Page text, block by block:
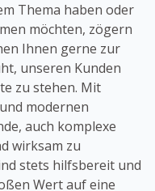
Thema haben oder
möchten, zögern
Ihnen gerne zur
unseren Kunden
zu stehen. Mit
modernen
auch komplexe
wirksam zu
stets hilfsbereit und
Wert auf eine